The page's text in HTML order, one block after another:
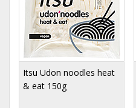
Itsu Udon noodles heat
& eat 150g